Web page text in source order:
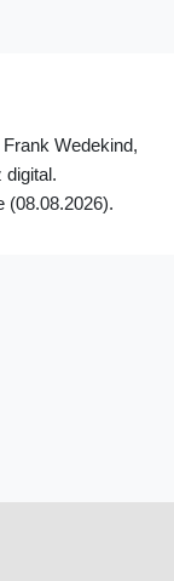
Wedekind,
digital.
(08.08.2026).